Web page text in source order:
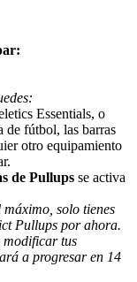
Essentials, o
de fútbol, las barras
otro equipamiento
de Pullups se activa
solo tienes
Pullups por ahora.
modificar tus
a progresar en 14